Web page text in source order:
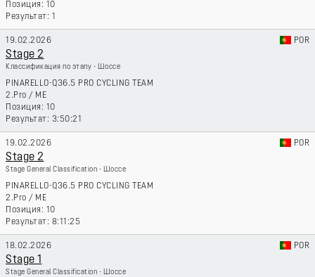
10
1
19.02.2026 POR
Stage 2
Классификация по этапу - Шоссе
PINARELLO-Q36.5 PRO CYCLING TEAM
2.Pro / ME
10
3:50:21
19.02.2026 POR
Stage 2
Stage General Classification - Шоссе
PINARELLO-Q36.5 PRO CYCLING TEAM
2.Pro / ME
10
8:11:25
18.02.2026 POR
Stage 1
Stage General Classification - Шоссе